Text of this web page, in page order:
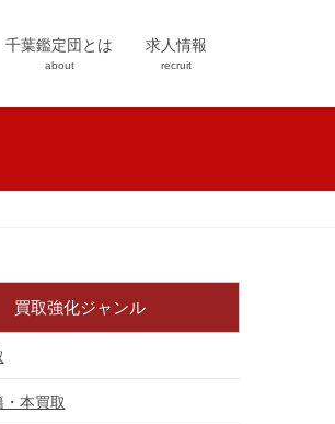
千葉鑑定団とは
about
求人情報
recruit
買取強化ジャンル
本買取